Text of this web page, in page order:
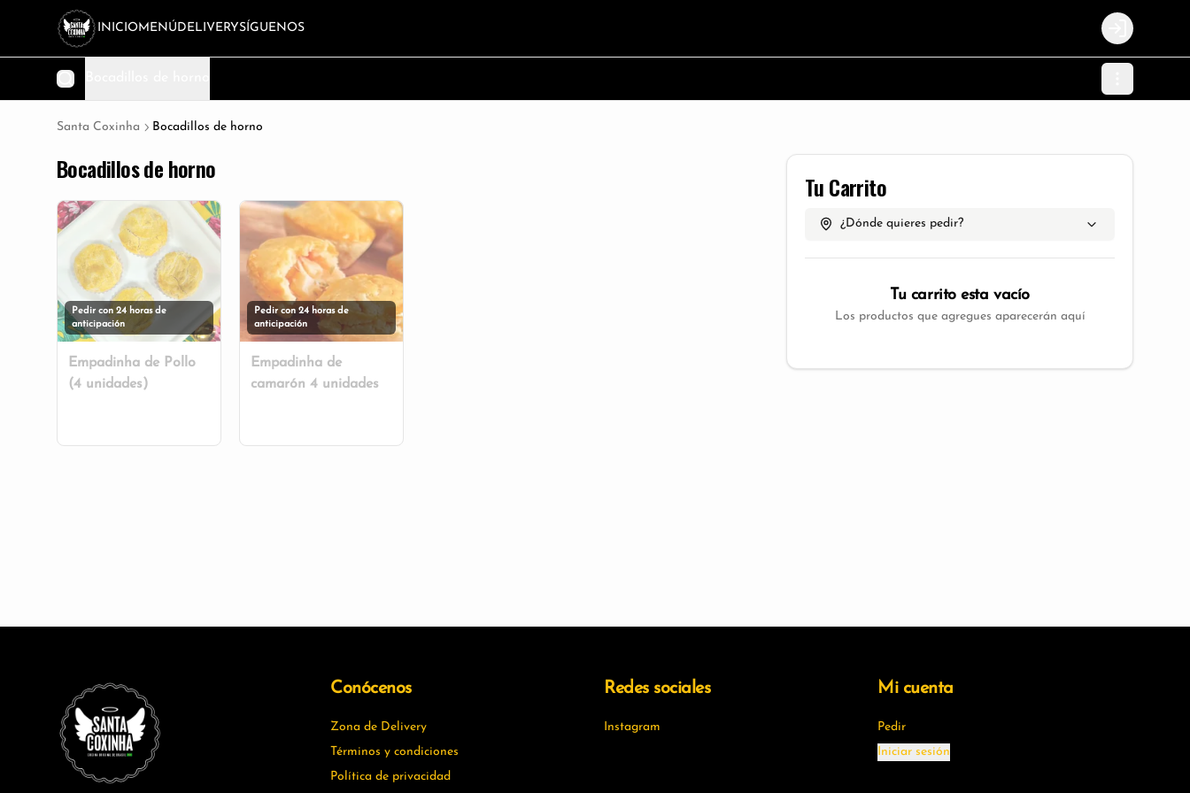
INICIOMENÚDELIVERYSÍGUENOS
Login
Santa Coxinha Bocadillos de horno
Bocadillos de horno
Pedir con 24 horas de
anticipación
Empadinha de Pollo
(4 unidades)
Pedir con 24 horas de
anticipación
Empadinha de
camarón 4 unidades
Tu Carrito
¿Dónde quieres pedir?
Tu carrito esta vacío
Los productos que agregues aparecerán aquí
Conócenos
Zona de Delivery
Términos y condiciones
Política de privacidad
Redes sociales
Instagram
Mi cuenta
Pedir
Iniciar sesión